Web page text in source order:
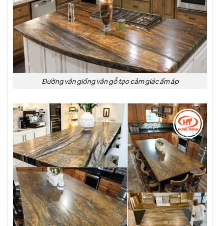
Đường vân giống vân gỗ tạo cảm giác ấm áp